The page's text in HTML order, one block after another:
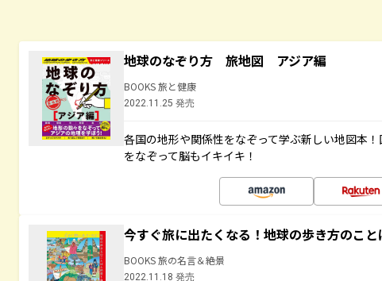
地球のなぞり方 旅地図 アジア編
BOOKS 旅と健康
2022.11.25 発売
各国の地形や関係性をなぞって学ぶ新しい地図本
をなぞって脳もイキイキ！
今すぐ旅に出たくなる！地球の歩き方のこと
BOOKS 旅の名言＆絶景
2022.11.18 発売